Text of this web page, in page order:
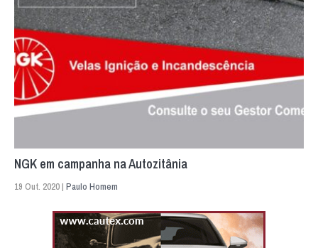
NGK em campanha na Autozitânia
19 Out. 2020 | Paulo Homem